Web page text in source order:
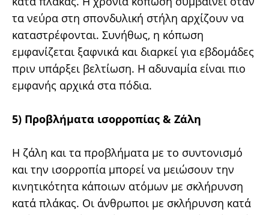
τα νεύρα στη σπονδυλική στήλη αρχίζουν να
καταστρέφονται. Συνήθως, η κόπωση
εμφανίζεται ξαφνικά και διαρκεί για εβδομάδες
πριν υπάρξει βελτίωση. Η αδυναμία είναι πιο
εμφανής αρχικά στα πόδια.
5) Προβλήματα ισορροπίας & Ζάλη
Η ζάλη και τα προβλήματα με το συντονισμό
και την ισορροπία μπορεί να μειώσουν την
κινητικότητα κάποιων ατόμων με σκλήρυνση
κατά πλάκας. Οι άνθρωποι με σκλήρυνση κατά